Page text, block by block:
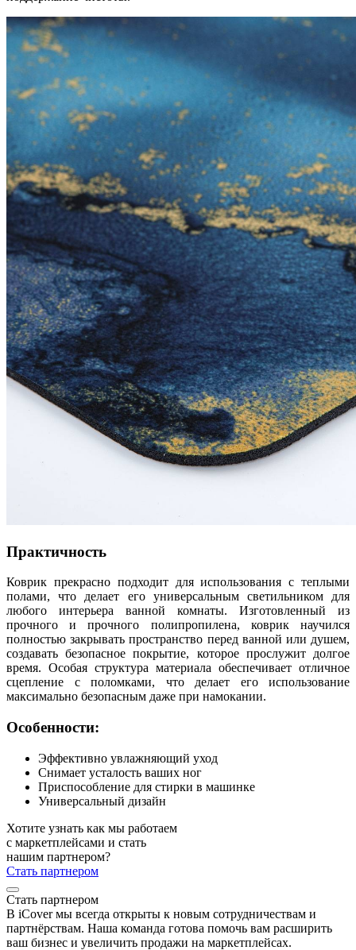
Практичность
Коврик прекрасно подходит для использования с теплыми
полами, что делает его универсальным светильником для
любого интерьера ванной комнаты. Изготовленный из
прочного и прочного полипропилена, коврик научился
полностью закрывать пространство перед ванной или душем,
создавать безопасное покрытие, которое прослужит долгое
время. Особая структура материала обеспечивает отличное
сцепление с поломками, что делает его использование
максимально безопасным даже при намокании.
Особенности:
Эффективно увлажняющий уход
Снимает усталость ваших ног
Приспособление для стирки в машинке
Универсальный дизайн
Хотите узнать как мы работаем
с маркетплейсами и стать
нашим партнером?
Стать партнером
Стать партнером
В iCover мы всегда открыты к новым сотрудничествам и
партнёрствам. Наша команда готова помочь вам расширить
ваш бизнес и увеличить продажи на маркетплейсах.